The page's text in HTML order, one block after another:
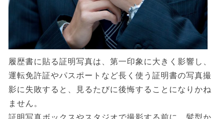
履歴書に貼る証明写真は、第一印象に大きく影響し、
運転免許証やパスポートなど長く使う証明書の写真撮
影に失敗すると、見るたびに後悔することになりかね
ません。
証明写真ボックスやスタジオで撮影する前に、髪型か